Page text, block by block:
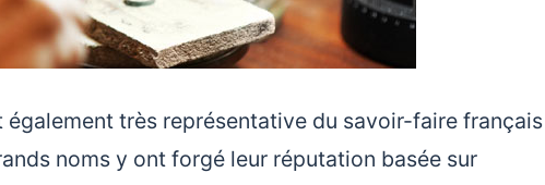
également très représentative du savoir-faire français
noms y ont forgé leur réputation basée sur